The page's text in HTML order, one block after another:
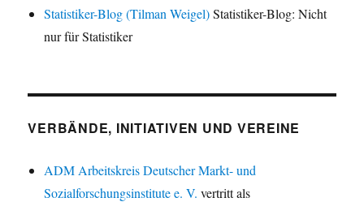
Statistiker-Blog (Tilman Weigel)Statistiker-Blog: Nicht
nur für Statistiker
VERBÄNDE, INITIATIVEN UND VEREINE
ADM Arbeitskreis Deutscher Markt- und
Sozialforschungsinstitute e. V. vertritt als